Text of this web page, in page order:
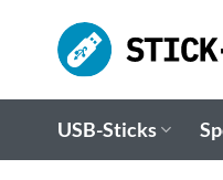
Inhalt
springen
USB-Sticks